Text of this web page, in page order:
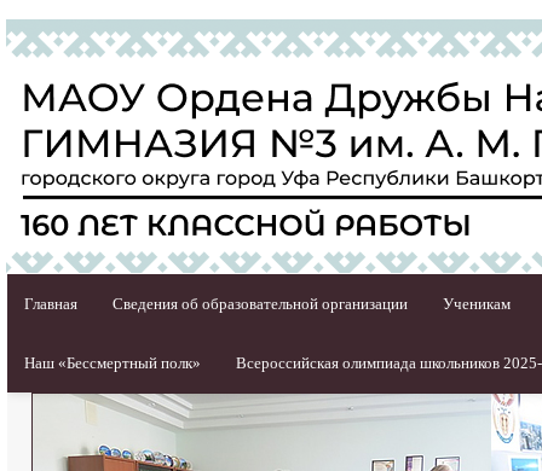
Главная Сведения об образовательной организации Ученикам
Наш «Бессмертный полк» Всероссийская олимпиада школьников